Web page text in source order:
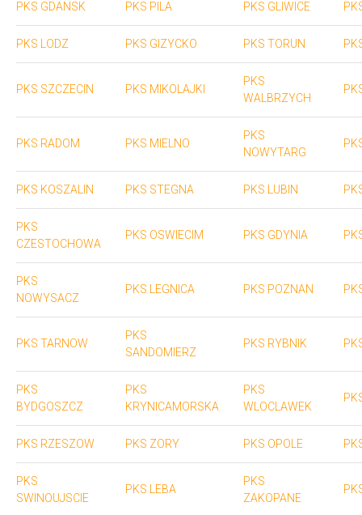
PKS GDANSK PKS PILA PKS GLIWICE
PKS LODZ PKS GIZYCKO PKS TORUN
PKS SZCZECIN PKS MIKOLAJKI
PKS
WALBRZYCH
PKS RADOM PKS MIELNO
PKS
NOWYTARG
PKS KOSZALIN PKS STEGNA PKS LUBIN
PKS
CZESTOCHOWA
PKS OSWIECIM PKS GDYNIA
PKS
NOWYSACZ
PKS LEGNICA PKS POZNAN
PKS TARNOW
PKS
SANDOMIERZ
PKS RYBNIK
PKS
BYDGOSZCZ
PKS
KRYNICAMORSKA
PKS
WLOCLAWEK
PKS RZESZOW PKS ZORY PKS OPOLE
PKS
SWINOUJSCIE
PKS LEBA
PKS
ZAKOPANE